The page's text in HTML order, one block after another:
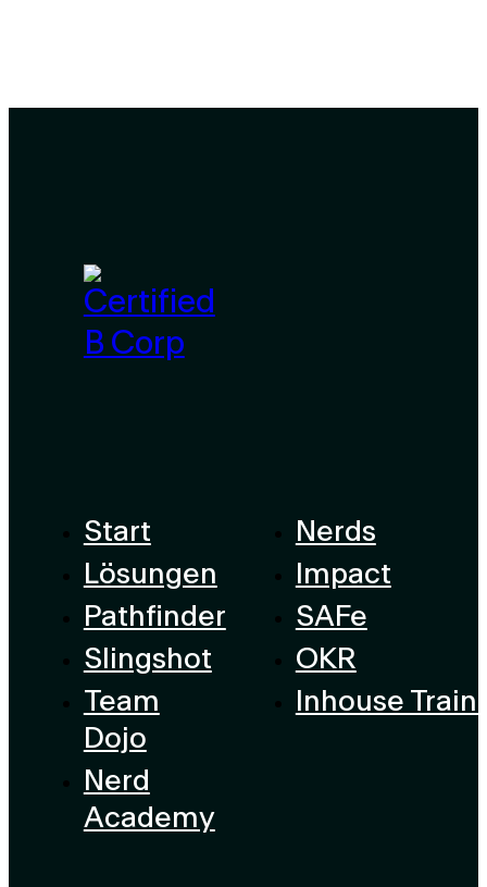
Start
Lösungen
Pathfinder
Slingshot
Team
Dojo
Nerd
Academy
Nerds
Impact
SAFe
OKR
Inhouse